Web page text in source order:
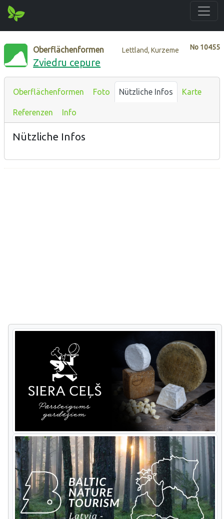
No 10455
Oberflächenformen Lettland, Kurzeme
Zviedru cepure
Oberflächenformen Foto Nützliche Infos Karte
Referenzen Info
Nützliche Infos